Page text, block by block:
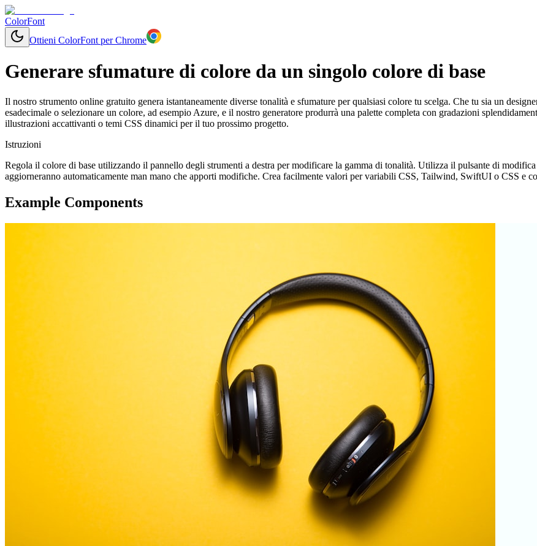
ColorFont
Ottieni ColorFont per Chrome
Generare sfumature di colore da un singolo colore di base
Il nostro strumento online gratuito genera istantaneamente diverse tonalità e sfumature per qualsiasi colore tu scelga. Che tu sia un
esadecimale o selezionare un colore, ad esempio Azure, e il nostro generatore produrrà una palette completa con gradazioni
illustrazioni accattivanti o temi CSS dinamici per il tuo prossimo progetto.
Istruzioni
Regola il colore di base utilizzando il pannello degli strumenti a destra per modificare la gamma di tonalità. Utilizza il pulsante di
aggiorneranno automaticamente man mano che apporti modifiche. Crea facilmente valori per variabili CSS, Tailwind, SwiftUI o CSS e
Example Components